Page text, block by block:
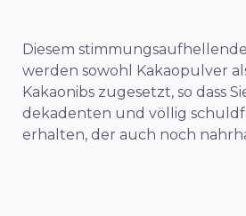
Diesem
werden sowohl Kakaopulver
Kakaonibs zugesetzt, so dass
dekadenten und völlig
erhalten, der auch noch